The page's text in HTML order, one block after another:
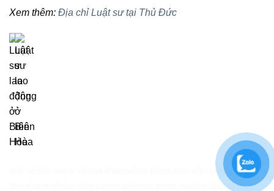
Xem thêm: Địa chỉ Luật sư tại Thủ Đức
Luật sư Biên Hòa tư vấn lao độngLuật sư
Luật sư Biên